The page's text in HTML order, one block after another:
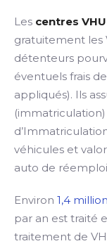
Les centres VHU
gratuitement les
détenteurs
éventuels frais
appliqués). Ils
(immatriculation)
véhicules et
auto de
Environ 1,4
par an est traité
traitement de